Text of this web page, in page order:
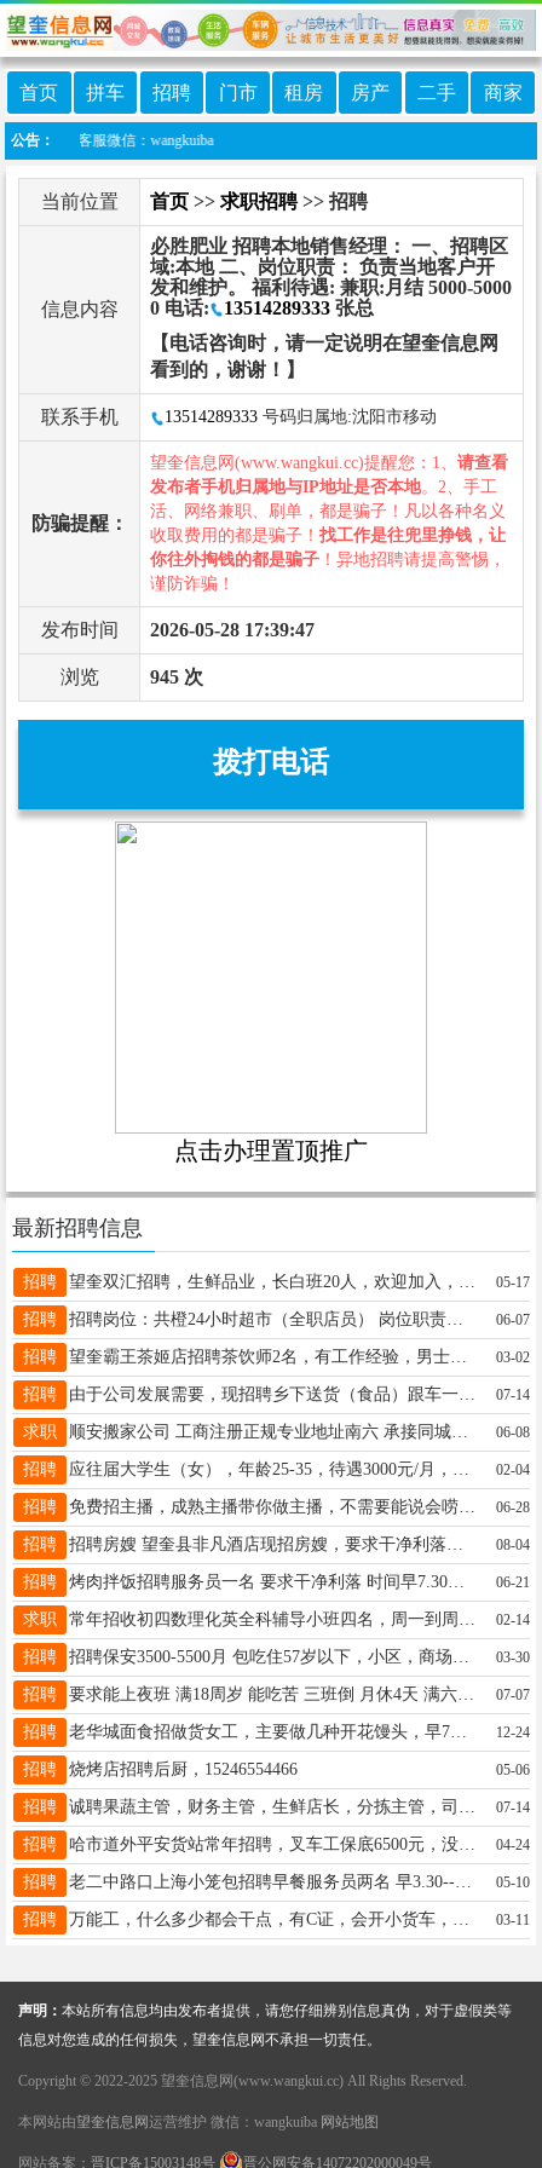
首页 拼车 招聘 门市 租房 房产 二手 商家
公告：
信息网客服微信：wangkuiba
当前位置 首页 >> 求职招聘>> 招聘
信息内容
必胜肥业 招聘本地销售经理： 一、招聘区
域:本地 二、岗位职责： 负责当地客户开
发和维护。 福利待遇: 兼职:月结 5000-5000
0 电话:
13514289333 张总
【电话咨询时，请一定说明在望奎信息网
看到的，谢谢！】
联系手机 13514289333 号码归属地:沈阳市移动
防骗提醒：
望奎信息网(www.wangkui.cc)提醒您：1、 请查看
发布者手机归属地与IP地址是否本地。2、手工
活、网络兼职、刷单，都是骗子！凡以各种名义
收取费用的都是骗子！ 找工作是往兜里挣钱，让
你往外掏钱的都是骗子 ！异地招聘请提高警惕，
谨防诈骗！
发布时间 2026-05-28 17:39:47
浏览 945 次
拨打电话
点击办理置顶推广
最新招聘信息
招聘 05-17
招聘 招聘岗位：共橙24小时超市（全职店员） 岗位职责： - 负责门店商品拣货收货,盘点,商品陈列、补货、保质期检查； - 收银结账、顾客服务、疑问解答；店内卫生 倒班制，能上夜班，月休四天，满6个月缴纳五险 联系人: 店长13199021833 06-07
招聘 望奎霸王茶姬店招聘茶饮师2名，有工作经验，男士优先，薪资待遇面议，电话13349359555 03-02
招聘 由于公司发展需要，现招聘乡下送货（食品）跟车一名，男，年龄35-52岁之间，工资+满勤+餐补，每月带薪假两天，有经验者优先！地址，望奎县18944551177 07-14
求职 顺安搬家公司 工商注册正规专业地址南六 承接同城异地各省市县城乡镇，居民单位搬家工厂设备搬运跨省长短途搬家，家具家电拆按打包上下楼一站式 全国物流发货18645559533 06-08
招聘 02-04
招聘 免费招主播，成熟主播带你做主播，不需要能说会唠，有人教，有人帮，有人带时间自由，宝妈，兼职人群都可以，绿色平台，健康直播，下播提现， 微信13199399011 06-28
招聘 08-04
招聘 烤肉拌饭招聘服务员一名 要求干净利落 时间早7.30到晚上6.30 工资面谈 13763767446 06-21
求职 02-14
招聘 03-30
招聘 要求能上夜班 满18周岁 能吃苦 三班倒 月休4天 满六个月缴五险 底薪2500➕捡货上架提成 夜班补助20 13069963618（微信同步） 07-07
招聘 老华城面食招做货女工，主要做几种开花馒头，早7点~下午4点半，工资2400。烘焙做货女工一12点~5点，工资1500。联系电话。13212850005 12-24
招聘 烧烤店招聘后厨，15246554466 05-06
招聘 07-14
招聘 哈市道外平安货站常年招聘，叉车工保底6500元，没有叉车证也可以，轻松不累，包食宿，有意外险，要求身体健康，能长期工作的，有经验者优先，非诚勿扰，联系电话15845006609 04-24
招聘 老二中路口上海小笼包招聘早餐服务员两名 早3.30--10.30下班 能常干或陪读的家长优先 地址三百北三路口上海小笼包 电话16645524517 05-10
招聘 03-11
声明： 本站所有信息均由发布者提供，请您仔细辨别信息真伪，对于虚假类等
信息对您造成的任何损失，望奎信息网不承担一切责任。
Copyright © 2022-2025 望奎信息网(www.wangkui.cc) All Rights Reserved.
本网站由望奎信息网 运营维护 微信：wangkuiba 网站地图
网站备案： 晋ICP备15003148号 晋公网安备14072202000049号